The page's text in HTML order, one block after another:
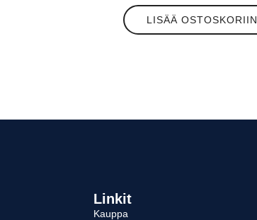
hinta
oli:
hinta
on:
LISÄÄ OSTOSKORIIN
Linkit
Kauppa